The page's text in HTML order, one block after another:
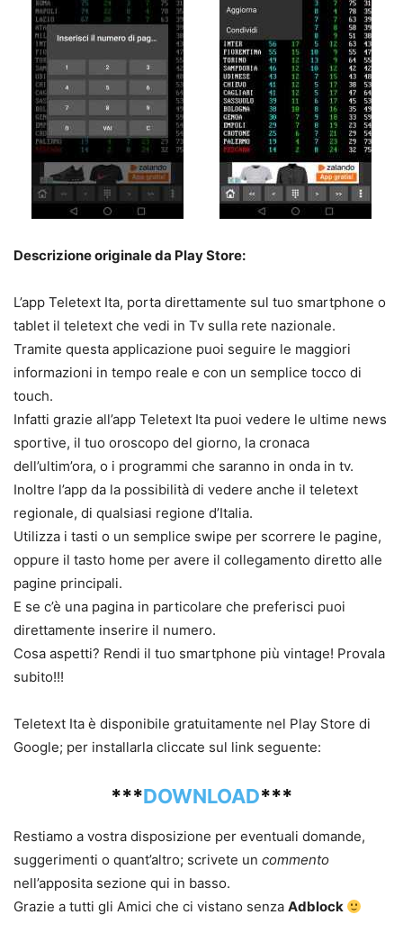
Descrizione originale da Play Store:
L’app Teletext Ita, porta direttamente sul tuo smartphone o
tablet il teletext che vedi in Tv sulla rete nazionale.
Tramite questa applicazione puoi seguire le maggiori
informazioni in tempo reale e con un semplice tocco di
touch.
Infatti grazie all’app Teletext Ita puoi vedere le ultime news
sportive, il tuo oroscopo del giorno, la cronaca
dell’ultim’ora, o i programmi che saranno in onda in tv.
Inoltre l’app da la possibilità di vedere anche il teletext
regionale, di qualsiasi regione d’Italia.
Utilizza i tasti o un semplice swipe per scorrere le pagine,
oppure il tasto home per avere il collegamento diretto alle
pagine principali.
E se c’è una pagina in particolare che preferisci puoi
direttamente inserire il numero.
Cosa aspetti? Rendi il tuo smartphone più vintage! Provala
subito!!!
Teletext Ita è disponibile gratuitamente nel Play Store di
Google; per installarla cliccate sul link seguente:
***DOWNLOAD***
Restiamo a vostra disposizione per eventuali domande,
suggerimenti o quant’altro; scrivete un commento
nell’apposita sezione qui in basso.
Grazie a tutti gli Amici che ci vistano senza Adblock